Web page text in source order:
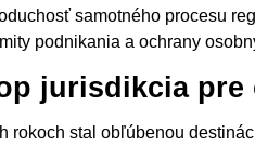
samotného procesu
podnikania a ochrany
jurisdikcia
rokoch stal obľúbenou